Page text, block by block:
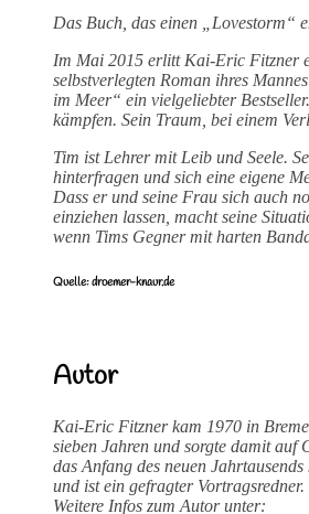
Das Buch, das einen „Lovestorm“
Im Mai 2015 erlitt Kai-Eric Fitzner
selbstverlegten Roman ihres
im Meer“ ein vielgeliebter
kämpfen. Sein Traum, bei einem
Tim ist Lehrer mit Leib und Seele.
hinterfragen und sich eine eigene
Dass er und seine Frau sich auch
einziehen lassen, macht seine
wenn Tims Gegner mit harten
Quelle: droemer-knaur.de
Autor
Kai-Eric Fitzner kam 1970 in
sieben Jahren und sorgte damit auf
das Anfang des neuen
und ist ein gefragter Vortragsredner.
Weitere Infos zum Autor unter: